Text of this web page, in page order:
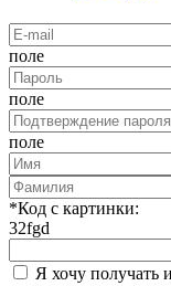
поле
поле
поле
*Код с картинки:
32fgd
Я хочу получать